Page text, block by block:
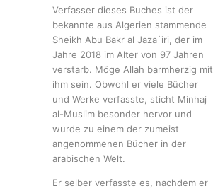
Verfasser dieses Buches ist der
bekannte aus Algerien stammende
Sheikh Abu Bakr al Jaza`iri, der im
Jahre 2018 im Alter von 97 Jahren
verstarb. Möge Allah barmherzig mit
ihm sein. Obwohl er viele Bücher
und Werke verfasste, sticht Minhaj
al-Muslim besonder hervor und
wurde zu einem der zumeist
angenommenen Bücher in der
arabischen Welt.
Er selber verfasste es, nachdem er